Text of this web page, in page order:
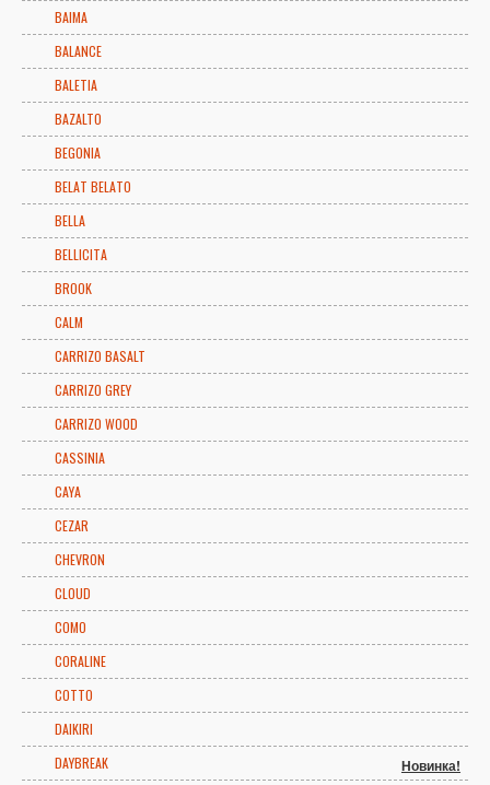
BAIMA
BALANCE
BALETIA
BAZALTO
BEGONIA
BELAT BELATO
BELLA
BELLICITA
BROOK
CALM
CARRIZO BASALT
CARRIZO GREY
CARRIZO WOOD
CASSINIA
CAYA
CEZAR
CHEVRON
CLOUD
COMO
CORALINE
COTTO
DAIKIRI
DAYBREAK
Новинка!